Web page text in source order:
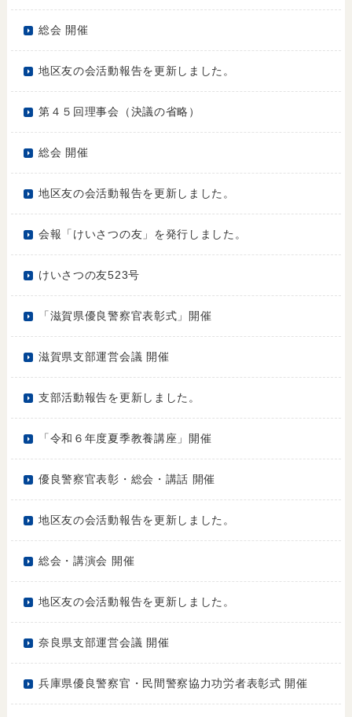
総会 開催
地区友の会活動報告を更新しました。
第４５回理事会（決議の省略）
総会 開催
地区友の会活動報告を更新しました。
会報「けいさつの友」を発行しました。
けいさつの友523号
「滋賀県優良警察官表彰式」開催
滋賀県支部運営会議 開催
支部活動報告を更新しました。
「令和６年度夏季教養講座」開催
優良警察官表彰・総会・講話 開催
地区友の会活動報告を更新しました。
総会・講演会 開催
地区友の会活動報告を更新しました。
奈良県支部運営会議 開催
兵庫県優良警察官・民間警察協力功労者表彰式 開催